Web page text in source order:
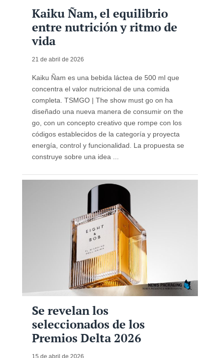
Kaiku Ñam, el equilibrio
entre nutrición y ritmo de
vida
21 de abril de 2026
Kaiku Ñam es una bebida láctea de 500 ml que
concentra el valor nutricional de una comida
completa. TSMGO | The show must go on ha
diseñado una nueva manera de consumir on the
go, con un concepto creativo que rompe con los
códigos establecidos de la categoría y proyecta
energía, control y funcionalidad. La propuesta se
construye sobre una idea ...
Se revelan los
seleccionados de los
Premios Delta 2026
15 de abril de 2026